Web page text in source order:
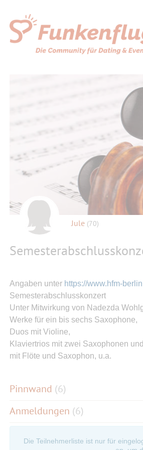
Jule (70)
Angaben unter https://www.hfm-
Semesterabschlusskonzert
Unter Mitwirkung von Nadezda
Werke für ein bis sechs Saxophone,
Duos mit Violine,
Klaviertrios mit zwei Saxophonen und
mit Flöte und Saxophon, u.a.
Pinnwand (6)
Anmeldungen (6)
Die Teilnehmerliste ist nur für